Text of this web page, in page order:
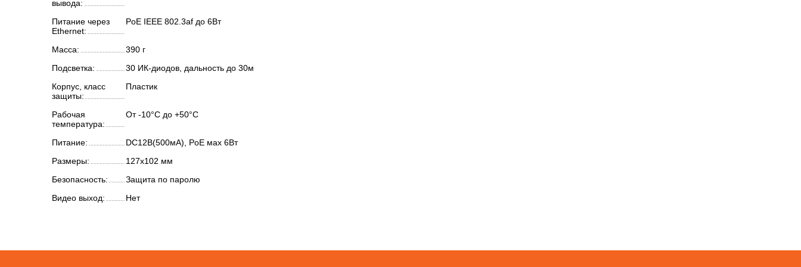
вывода:
Питание через
Ethernet:
PoE IEEE 802.3af до 6Вт
Масса:
390 г
Подсветка:
30 ИК-диодов, дальность до 30м
Корпус, класс
защиты:
Пластик
Рабочая
температура:
От -10°С до +50°С
Питание:
DC12В(500мА), PoE мах 6Вт
Размеры:
127х102 мм
Безопасность:
Защита по паролю
Видео выход:
Нет